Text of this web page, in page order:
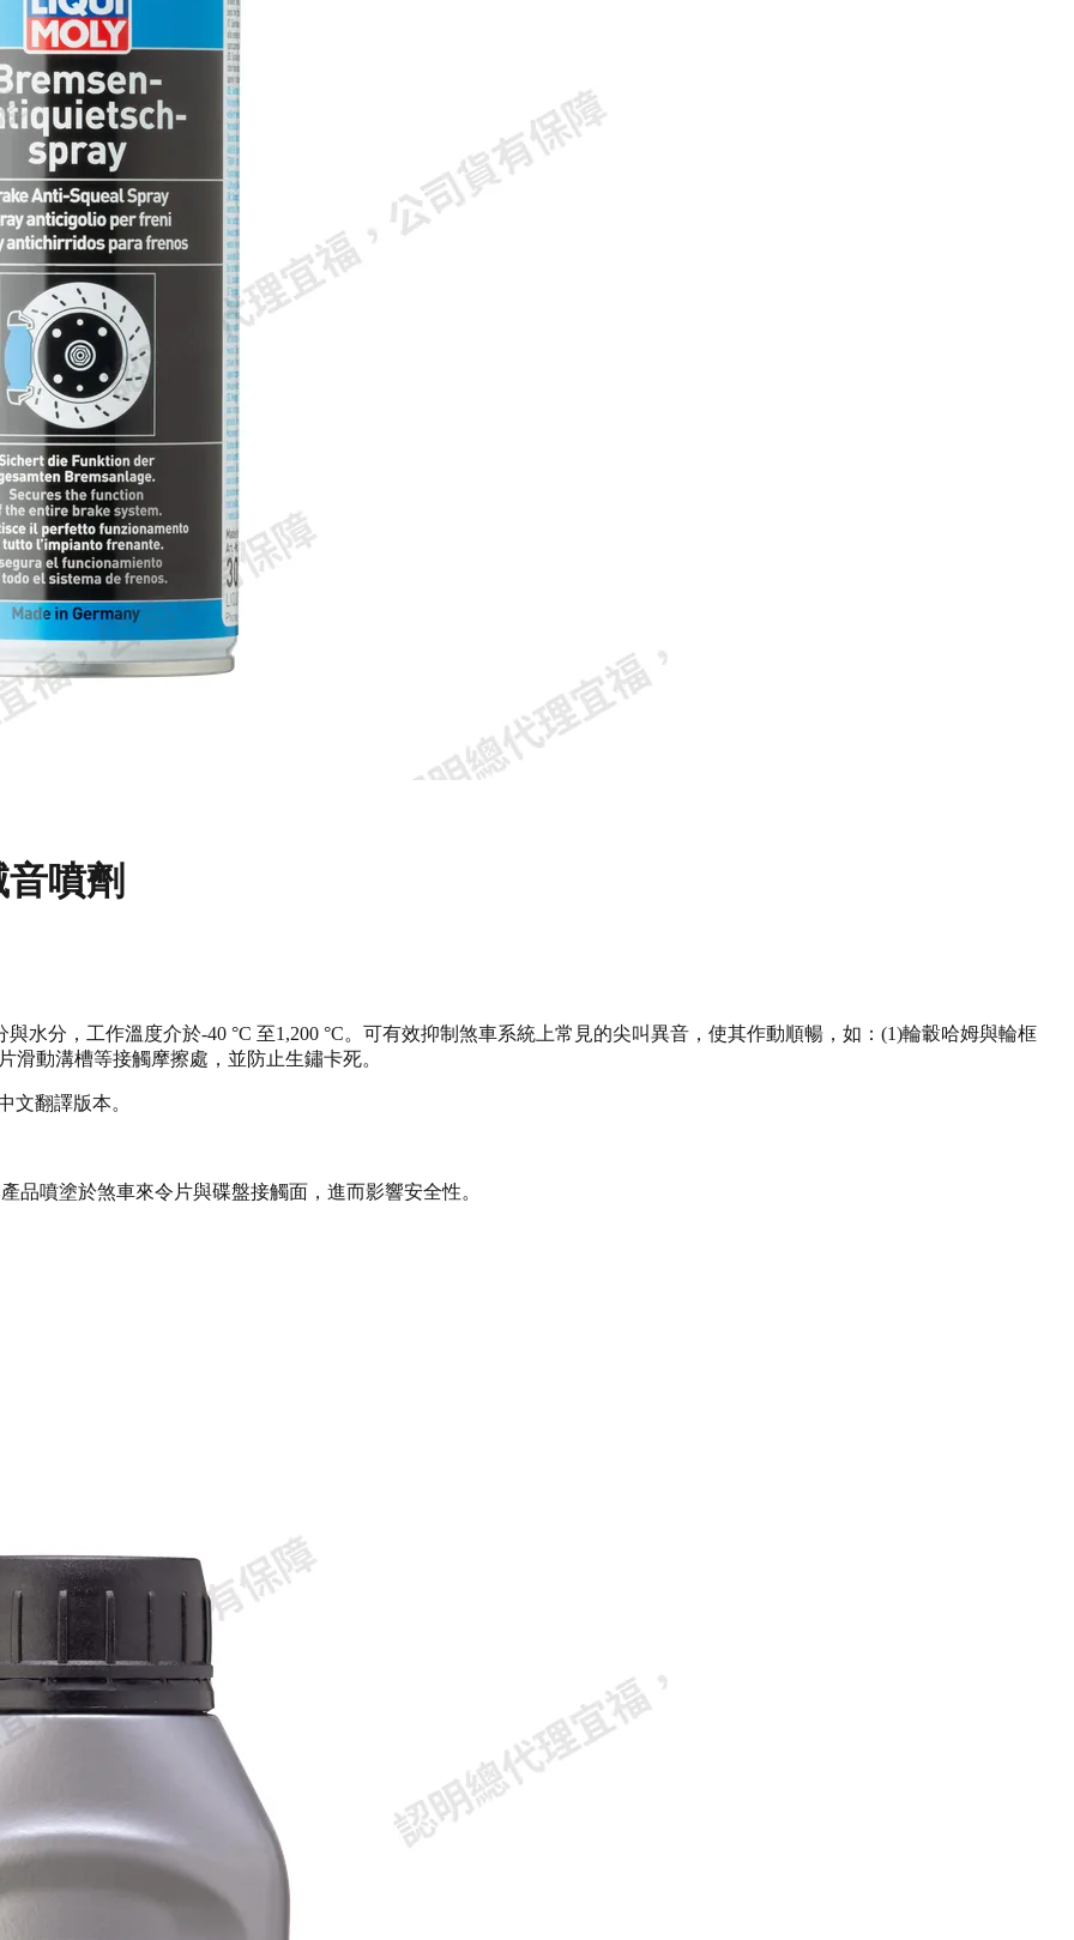
噴劑
水分，工作溫度介於-40 °C 至1,200 °C。可有效抑制煞車系統上常見的尖叫異音，使其作動順暢，如：(1)輪轂哈姆與輪框
滑動溝槽等接觸摩擦處，並防止生鏽卡死。
文翻譯版本。
品噴塗於煞車來令片與碟盤接觸面，進而影響安全性。